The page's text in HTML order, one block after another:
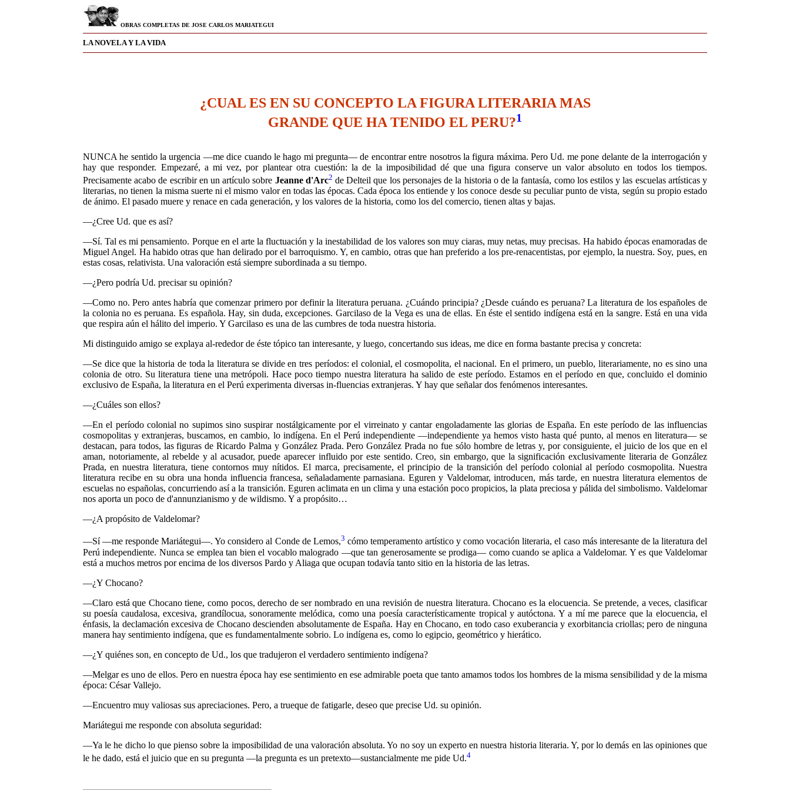
OBRAS COMPLETAS DE JOSE CARLOS MARIATEGUI
LA NOVELA Y LA VIDA
¿CUAL ES EN SU CONCEPTO LA FIGURA LITERARIA MAS
GRANDE QUE HA TENIDO EL PERU?1
NUNCA he sentido la urgencia —me dice cuando le hago mi pregunta— de en­contrar entre nosotros la figura máxima. Pero Ud. me pone delante de la interro­gación y
hay que responder. Empezaré, a mi vez, por plantear otra cuestión: la de la imposibilidad dé que una figura conserve un valor absoluto en todos los tiempos.
Precisamente acabo de escribir en un artículo sobre Jeanne d'Arc2 de Del­teil que los personajes de la historia o de la fantasía, como los estilos y las escue­las artísticas y
literarias, no tienen la mis­ma suerte ni el mismo valor en todas las épocas. Cada época los entiende y los co­noce desde su peculiar punto de vista, según su propio estado
de ánimo. El pa­sado muere y renace en cada generación, y los valores de la historia, como los del comercio, tienen altas y bajas.
—¿Cree Ud. que es así?
—Sí. Tal es mi pensamiento. Porque en el arte la fluctuación y la inestabilidad de los valores son muy ciaras, muy netas, muy precisas. Ha habido épocas enamo­radas de
Miguel Angel. Ha habido otras que han delirado por el barroquismo. Y, en cambio, otras que han preferido a los pre-renacentistas, por ejemplo, la nuestra. Soy, pues, en
estas cosas, relativista. Una valoración está siempre subordinada a su tiempo.
—¿Pero podría Ud. precisar su opinión?
—Como no. Pero antes habría que co­menzar primero por definir la literatura peruana. ¿Cuándo principia? ¿Desde cuándo es peruana? La literatura de los españoles de
la colonia no es peruana. Es española. Hay, sin duda, excepciones. Garcilaso de la Vega es una de ellas. En éste el sentido indígena está en la sangre. Está en una vida
que respira aún el hálito del imperio. Y Garcilaso es una de las cumbres de toda nuestra historia.
Mi distinguido amigo se explaya al-rededor de éste tópico tan interesante, y luego, concertando sus ideas, me dice en forma bastante precisa y concreta:
—Se dice que la historia de toda la li­teratura se divide en tres períodos: el colonial, el cosmopolita, el nacional. En el primero, un pueblo, literariamente, no es sino una
colonia de otro. Su literatura tie­ne una metrópoli. Hace poco tiempo nuestra literatura ha salido de este período. Estamos en el período en que, concluido el dominio
exclusivo de España, la litera­tura en el Perú experimenta diversas in-fluencias extranjeras. Y hay que señalar dos fenómenos interesantes.
—¿Cuáles son ellos?
—En el período colonial no supimos sino suspirar nostálgicamente por el virreinato y cantar engoladamente las glorias de España. En este período de las influencias
cosmopolitas y extranjeras, buscamos, en cambio, lo indígena. En el Perú independiente —independiente ya hemos visto hasta qué punto, al menos en literatura— se
destacan, para todos, las figuras de Ricardo Palma y González Prada. Pero González Prada no fue sólo hombre de letras y, por consiguiente, el juicio de los que en el
aman, notoriamente, al rebelde y al acusador, puede aparecer influido por este sentido. Creo, sin embargo, que la significación exclusivamente literaria de González
Prada, en nuestra literatura, tiene contornos muy nítidos. El marca, precisamente, el principio de la transición del período colonial al período cosmopolita. Nuestra
literatura recibe en su obra una honda influencia francesa, señaladamente parnasiana. Eguren y Valdelomar, introducen, más tarde, en nuestra literatura elementos de
escuelas no españolas, concurriendo así a la transición. Eguren aclimata en un clima y una estación poco propicios, la plata preciosa y pálida del simbolismo. Valdelomar
nos aporta un poco de d'annunzianismo y de wildismo. Y a propósito…
—¿A propósito de Valdelomar?
—Sí —me responde Mariátegui—. Yo considero al Conde de Lemos,3 cómo temperamento artístico y como vocación literaria, el caso más interesante de la literatura del
Perú independiente. Nunca se emplea tan bien el vocablo malogrado —que tan generosamente se prodiga— como cuando se aplica a Valdelomar. Y es que Valdelomar
está a muchos metros por encima de los diversos Pardo y Aliaga que ocupan todavía tanto sitio en la historia de las letras.
—¿Y Chocano?
—Claro está que Chocano tiene, como pocos, derecho de ser nombrado en una revisión de nuestra literatura. Chocano es la elocuencia. Se pretende, a veces, clasificar
su poesía caudalosa, excesiva, grandílocua, sonoramente melódica, como una poesía característicamente tropical y autóctona. Y a mí me parece que la elocuencia, el
énfasis, la declamación excesiva de Chocano descienden absolutamente de España. Hay en Chocano, en todo caso exuberancia y exorbitancia criollas; pero de ninguna
manera hay sentimiento indí­gena, que es fundamentalmente sobrio. Lo indígena es, como lo egipcio, geomé­trico y hierático.
—¿Y quiénes son, en concepto de Ud., los que tradujeron el verdadero senti­miento indígena?
—Melgar es uno de ellos. Pero en nues­tra época hay ese sentimiento en ese ad­mirable poeta que tanto amamos todos los hombres de la misma sensibilidad y de la misma
época: César Vallejo.
—Encuentro muy valiosas sus aprecia­ciones. Pero, a trueque de fatigarle, deseo que precise Ud. su opinión.
Mariátegui me responde con absoluta seguridad:
—Ya le he dicho lo que pienso sobre la imposibilidad de una valoración absoluta. Yo no soy un experto en nuestra historia literaria. Y, por lo demás en las opiniones que
le he dado, está el juicio que en su pregunta —la pregunta es un pretexto—sustancialmente me pide Ud.4